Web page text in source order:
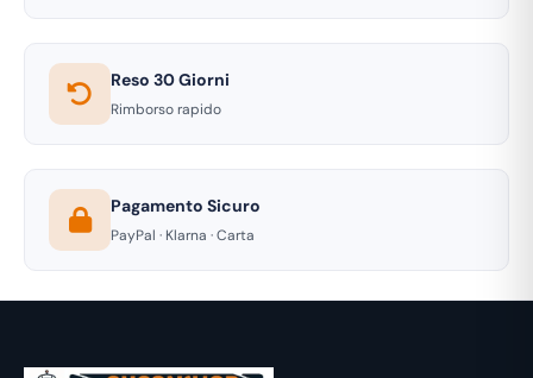
Reso 30 Giorni
Rimborso rapido
Pagamento Sicuro
PayPal · Klarna · Carta